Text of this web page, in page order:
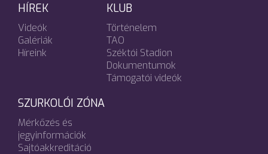
HÍREK
Videók
Galériák
Híreink
KLUB
Történelem
TAO
Széktói Stadion
Dokumentumok
Támogatói videók
SZURKOLÓI ZÓNA
Mérkőzés és
jegyinformációk
Sajtóakkreditáció